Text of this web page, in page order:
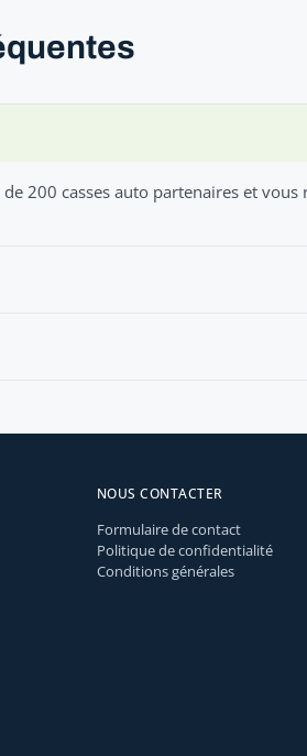
200 casses auto partenaires et vous
NOUS CONTACTER
Formulaire de contact
Politique de confidentialité
Conditions générales